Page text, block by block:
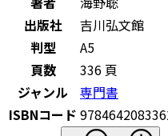
出版社
吉川弘文館
判型
A5
頁数
336 頁
ジャンル
専門書
ISBNコード